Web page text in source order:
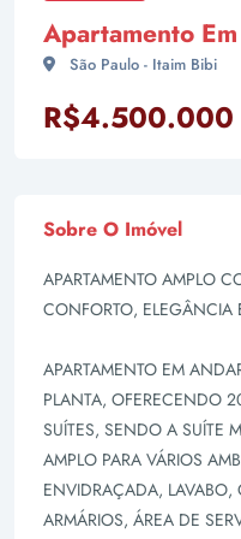
Apartamento
São Paulo - Itaim Bibi
R$4.500.000
Sobre O Imóvel
APARTAMENTO AMPLO
CONFORTO, ELEGÂNCIA
APARTAMENTO EM
PLANTA, OFERECENDO
SUÍTES, SENDO A SUÍTE
AMPLO PARA VÁRIOS
ENVIDRAÇADA,
ARMÁRIOS, ÁREA DE